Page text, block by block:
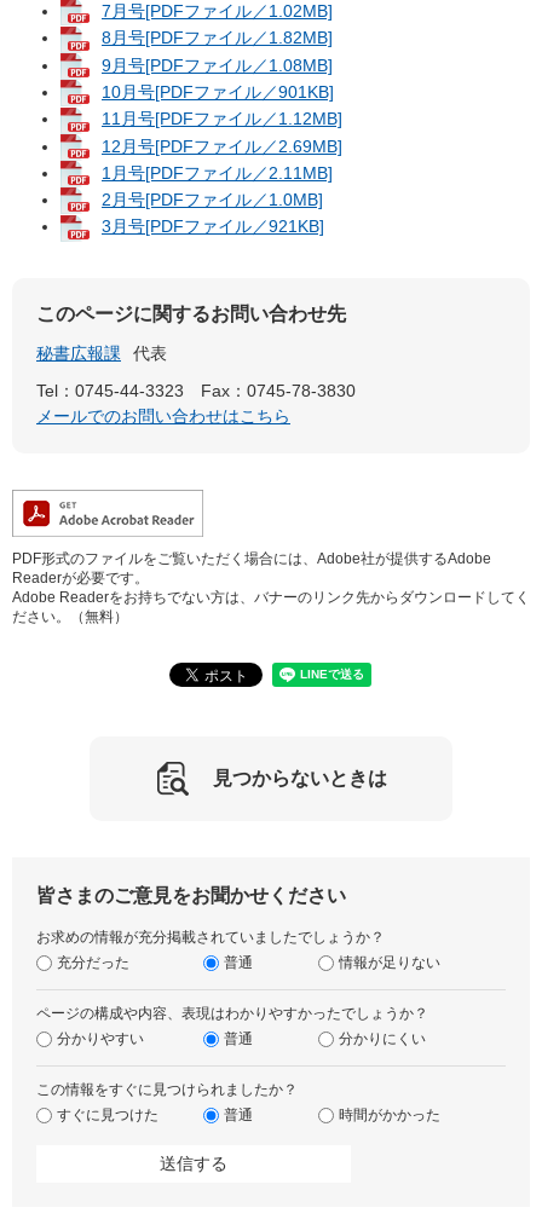
7月号[PDFファイル／1.02MB]
8月号[PDFファイル／1.82MB]
9月号[PDFファイル／1.08MB]
10月号[PDFファイル／901KB]
11月号[PDFファイル／1.12MB]
12月号[PDFファイル／2.69MB]
1月号[PDFファイル／2.11MB]
2月号[PDFファイル／1.0MB]
3月号[PDFファイル／921KB]
このページに関するお問い合わせ先
秘書広報課
代表
Tel：0745-44-3323
Fax：0745-78-3830
メールでのお問い合わせはこちら
PDF形式のファイルをご覧いただく場合には、Adobe社が提供するAdobe
Readerが必要です。
Adobe Readerをお持ちでない方は、バナーのリンク先からダウンロードしてく
ださい。（無料）
見つからないときは
皆さまのご意見をお聞かせください
お求めの情報が充分掲載されていましたでしょうか？
充分だった
普通 情報が足りない
ページの構成や内容、表現はわかりやすかったでしょうか？
分かりやすい
普通 分かりにくい
この情報をすぐに見つけられましたか？
すぐに見つけた
普通 時間がかかった